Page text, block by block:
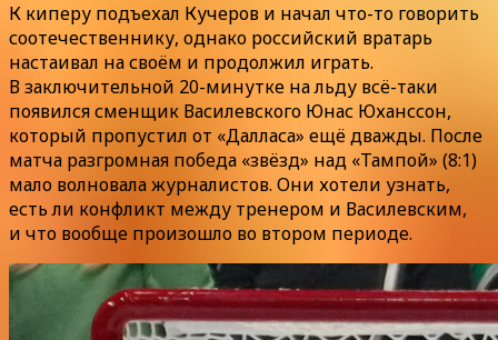
К киперу подъехал Кучеров и начал что-то говорить
соотечественнику, однако российский вратарь
настаивал на своём и продолжил играть.
В заключительной 20-минутке на льду всё-таки
появился сменщик Василевского Юнас Юханссон,
который пропустил от «Далласа» ещё дважды. После
матча разгромная победа «звёзд» над «Тампой» (8:1)
мало волновала журналистов. Они хотели узнать,
есть ли конфликт между тренером и Василевским,
и что вообще произошло во втором периоде.